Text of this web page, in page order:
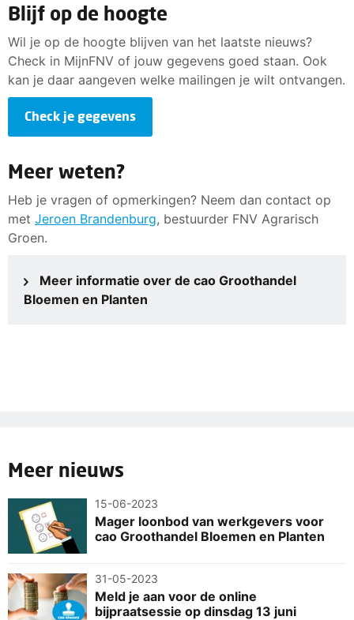
Blijf op de hoogte
Wil je op de hoogte blijven van het laatste nieuws?
Check in MijnFNV of jouw gegevens goed staan. Ook
kan je daar aangeven welke mailingen je wilt ontvangen.
Check je gegevens
Meer weten?
Heb je vragen of opmerkingen? Neem dan contact op
met Jeroen Brandenburg, bestuurder FNV Agrarisch
Groen.
Meer informatie over de cao Groothandel
Bloemen en Planten
Meer nieuws
15-06-2023
Mager loonbod van werkgevers voor
cao Groothandel Bloemen en Planten
31-05-2023
Meld je aan voor de online
bijpraatsessie op dinsdag 13 juni